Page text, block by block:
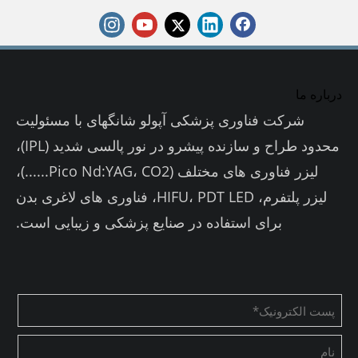
درباره ما
شرکت فناوری پزشکی آپولو شانگهای با مسئولیت
محدود طراح و سازنده پیشرو در نور پالسی شدید (IPL)،
لیزر فناوری های مختلف (Pico Nd:YAG، CO2......)،
لیزر پلتفرم، HIFU، PDT LED، فناوری های لاغری بدن
برای استفاده در صنایع پزشکی و زیبایی است.